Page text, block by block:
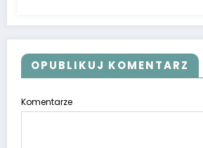
OPUBLIKUJ KOMENTARZ
Komentarze